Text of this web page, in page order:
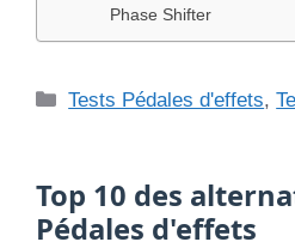
Voir tous les avis de la
Phase Shifter
Top 10 des